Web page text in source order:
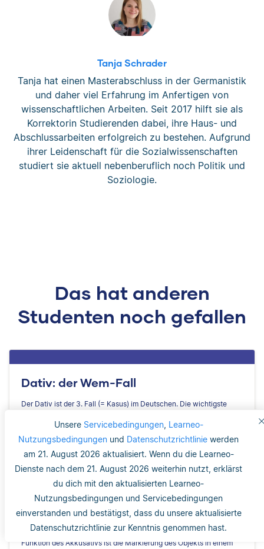
Unsere Servicebedingungen, Learneo-
Nutzungsbedingungen und Datenschutzrichtlinie werden
am 21. August 2026 aktualisiert. Wenn du die Learneo-
Dienste nach dem 21. August 2026 weiterhin nutzt, erklärst
du dich mit den aktualisierten Learneo-
Nutzungsbedingungen und Servicebedingungen
einverstanden und bestätigst, dass du unsere aktualisierte
Datenschutzrichtlinie zur Kenntnis genommen hast.
Tanja Schrader
Tanja hat einen Masterabschluss in der Germanistik
und daher viel Erfahrung im Anfertigen von
wissenschaftlichen Arbeiten. Seit 2017 hilft sie als
Korrektorin Studierenden dabei, ihre Haus- und
Abschlussarbeiten erfolgreich zu bestehen. Aufgrund
ihrer Leidenschaft für die Sozialwissenschaften
studiert sie aktuell nebenberuflich noch Politik und
Soziologie.
Das hat anderen
Studenten noch gefallen
Dativ: der Wem-Fall
Der Dativ ist der 3. Fall (= Kasus) im Deutschen. Die wichtigste
Akkusativ: der Wen-Fall
Der Akkusativ ist der 4. Fall (= Kasus) im Deutschen. Die wichtigste
Funktion des Akkusativs ist die Markierung des Objekts in einem